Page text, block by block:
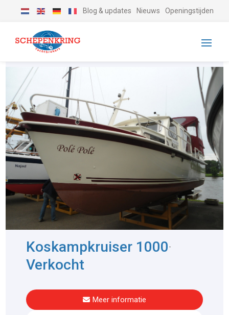
Blog & updates Nieuws Openingstijden
Koskampkruiser 1000-
Verkocht
Meer informatie